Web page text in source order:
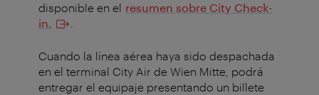
disponible en el resumen sobre City Check-
in.
Cuando la línea aérea haya sido despachada
en el terminal City Air de Wien Mitte, podrá
entregar el equipaje presentando un billete